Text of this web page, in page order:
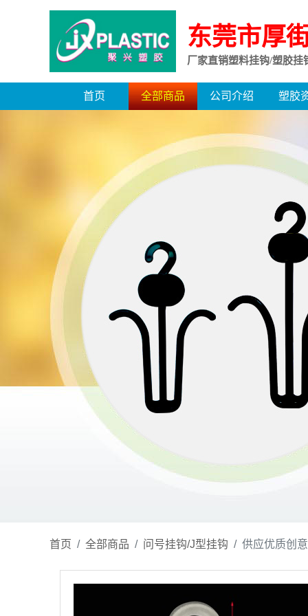
东莞市厚
厂家直销塑料挂钩/塑胶挂
首页 全部商品 公司介绍 塑胶
首页 全部商品 问号挂钩/J型挂钩 供应优质创